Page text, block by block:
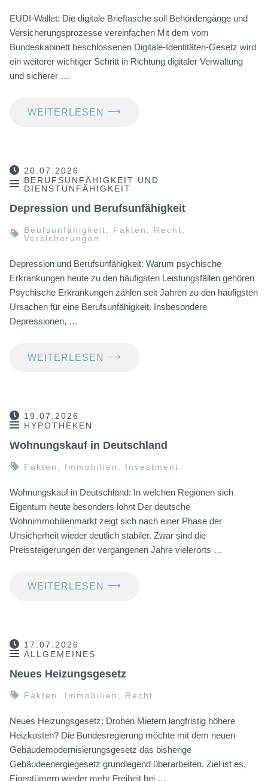
EUDI-Wallet: Die digitale Brieftasche soll Behördengänge und
Versicherungsprozesse vereinfachen Mit dem vom
Bundeskabinett beschlossenen Digitale-Identitäten-Gesetz wird
ein weiterer wichtiger Schritt in Richtung digitaler Verwaltung
und sicherer …
WEITERLESEN ⟶
20.07.2026
BERUFSUNFÄHIGKEIT UND
DIENSTUNFÄHIGKEIT
Depression und Berufsunfähigkeit
Beufsunfähigkeit Fakten Recht
Versicherungen
Depression und Berufsunfähigkeit: Warum psychische
Erkrankungen heute zu den häufigsten Leistungsfällen gehören
Psychische Erkrankungen zählen seit Jahren zu den häufigsten
Ursachen für eine Berufsunfähigkeit. Insbesondere
Depressionen, …
WEITERLESEN ⟶
19.07.2026
HYPOTHEKEN
Wohnungskauf in Deutschland
Fakten Immobilien Investment
Wohnungskauf in Deutschland: In welchen Regionen sich
Eigentum heute besonders lohnt Der deutsche
Wohnimmobilienmarkt zeigt sich nach einer Phase der
Unsicherheit wieder deutlich stabiler. Zwar sind die
Preissteigerungen der vergangenen Jahre vielerorts …
WEITERLESEN ⟶
17.07.2026
ALLGEMEINES
Neues Heizungsgesetz
Fakten Immobilien Recht
Neues Heizungsgesetz: Drohen Mietern langfristig höhere
Heizkosten? Die Bundesregierung möchte mit dem neuen
Gebäudemodernisierungsgesetz das bisherige
Gebäudeenergiegesetz grundlegend überarbeiten. Ziel ist es,
Eigentümern wieder mehr Freiheit bei …